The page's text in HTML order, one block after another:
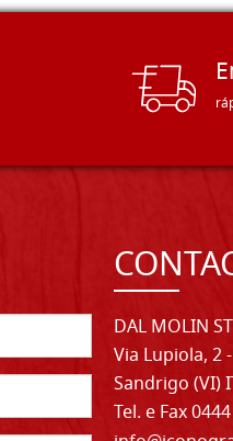
DAL MOLIN
Via Lupiola, 2
Sandrigo (VI)
Tel. e Fax